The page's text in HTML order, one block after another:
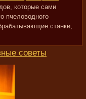
которые сами
пчеловодного
станки,
советы